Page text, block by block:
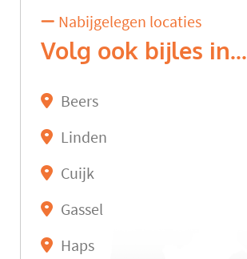
Nabijgelegen locaties
Volg ook bijles in...
Beers
Linden
Cuijk
Gassel
Haps